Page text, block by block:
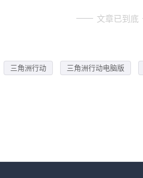
文章已到底
三角洲行动 三角洲行动电脑版